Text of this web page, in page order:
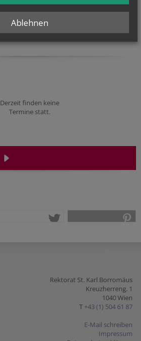
Derzeit finden keine
Termine statt.
Rektorat St. Karl Borromäus
Kreuzherreng. 1
1040 Wien
T +43 (1) 504 61 87
E-Mail schreiben
Impressum
Ablehnen